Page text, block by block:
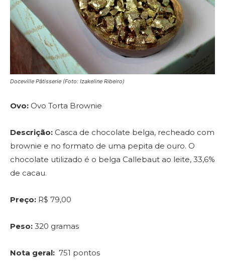
Doceville Pâtisserie (Foto: Izakeline Ribeiro)
Ovo: Ovo Torta Brownie
Descrição: Casca de chocolate belga, recheado com
brownie e no formato de uma pepita de ouro. O
chocolate utilizado é o belga Callebaut ao leite, 33,6%
de cacau.
Preço: R$ 79,00
Peso: 320 gramas
Nota geral: 751 pontos